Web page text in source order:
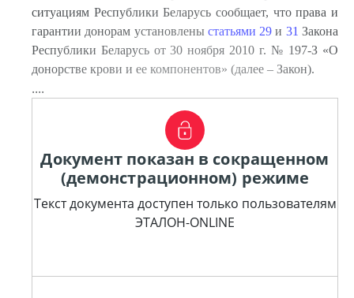
ситуациям Республики Беларусь сообщает, что права и
гарантии донорам установлены статьями 29 и 31 Закона
Республики Беларусь от 30 ноября 2010 г. № 197-З «О
донорстве крови и ее компонентов» (далее – Закон).
....
Документ показан в сокращенном
(демонстрационном) режиме
Текст документа доступен только пользователям
ЭТАЛОН-ONLINE